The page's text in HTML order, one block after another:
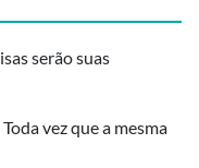
serão suas
vez que a mesma